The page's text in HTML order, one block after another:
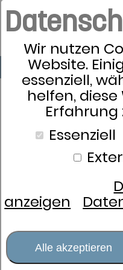
Wir nutzen
Website.
essenziell,
helfen,
Erfahrung
Essenziell
anzeigen
Alle akzeptieren